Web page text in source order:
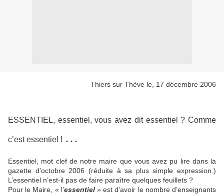
Thiers sur Thève le, 17 décembre 2006
ESSENTIEL, essentiel, vous avez dit essentiel ? Comme
c’est essentiel ! …
Essentiel, mot clef de notre maire que vous avez pu lire dans la
gazette d’octobre 2006 (réduite à sa plus simple expression.)
L’essentiel n’est-il pas de faire paraître quelques feuillets ?
Pour le Maire, « l’essentiel» est d’avoir le nombre d’enseignants